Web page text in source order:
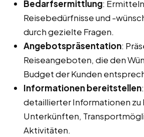
Bedarfsermittlung:
Reisebedürfnisse und -
durch gezielte Fragen.
Angebotspräsentation:
Reiseangeboten, die den
Budget der Kunden
Informationen bereitstellen
detaillierter Informationen zu
Unterkünften,
Aktivitäten.